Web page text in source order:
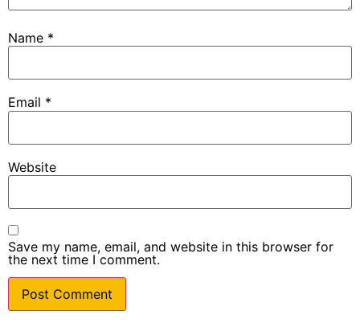
Name *
Email *
Website
Save my name, email, and website in this browser for
the next time I comment.